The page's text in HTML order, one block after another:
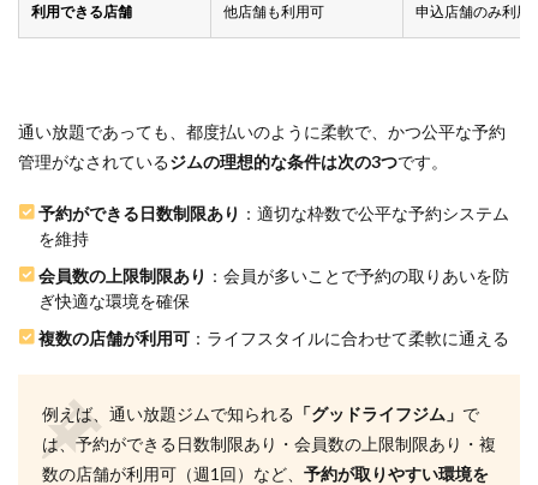
トレ
ーニ
しょ
か？
6.4
Q4.リ
ンド
しま
か？
Q5.食
事制
限が
厳し
利用できる店舗 他店舗も利用可 申込店舗のみ利用
通い放題であっても、都度払いのように柔軟で、かつ公平な予約
管理がなされているジムの理想的な条件は次の3つです。
予約ができる日数制限あり ：適切な枠数で公平な予約システム
を維持
会員数の上限制限あり ：会員が多いことで予約の取りあいを防
ぎ快適な環境を確保
複数の店舗が利用可 ：ライフスタイルに合わせて柔軟に通える
例えば、通い放題ジムで知られる 「グッドライフジム」 で
は、予約ができる日数制限あり・会員数の上限制限あり・複
数の店舗が利用可（週1回）など、 予約が取りやすい環境を